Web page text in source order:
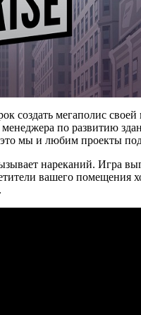
создать мегаполис
по развитию
мы и любим проекты
нареканий. Игра
вашего помещения